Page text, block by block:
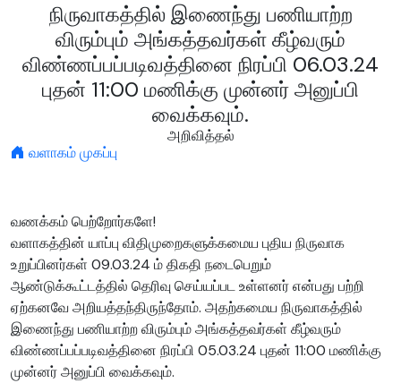
நிருவாகத்தில் இணைந்து பணியாற்ற
விரும்பும் அங்கத்தவர்கள் கீழ்வரும்
விண்ணப்பப்படிவத்தினை நிரப்பி 06.03.24
புதன் 11:00 மணிக்கு முன்னர் அனுப்பி
வைக்கவும்.
அறிவித்தல்
வளாகம் முகப்பு
வணக்கம் பெற்றோர்களே!
வளாகத்தின் யாப்பு விதிமுறைகளுக்கமைய புதிய நிருவாக
உறுப்பினர்கள் 09.03.24 ம் திகதி நடைபெறும்
ஆண்டுக்கூட்டத்தில் தெரிவு செய்யப்பட உள்ளனர் என்பது பற்றி
ஏற்கனவே அறியத்தந்திருந்தோம். அதற்கமைய நிருவாகத்தில்
இணைந்து பணியாற்ற விரும்பும் அங்கத்தவர்கள் கீழ்வரும்
விண்ணப்பப்படிவத்தினை நிரப்பி 05.03.24 புதன் 11:00 மணிக்கு
முன்னர் அனுப்பி வைக்கவும்.